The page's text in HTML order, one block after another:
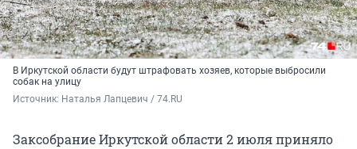
В Иркутской области будут штрафовать хозяев, которые выбросили
собак на улицу
Источник: Наталья Лапцевич / 74.RU
Заксобрание Иркутской области 2 июля приняло